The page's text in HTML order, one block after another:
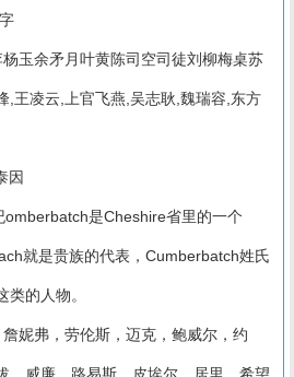
玉余矛月叶黄陈司空司徒刘柳梅桌苏
,王凌云,上官飞燕,吴志耿,魏瑞容,东方
因
是Cheshire省里的一个
就是贵族的代表，Cumberbatch姓氏
类的人物。
妮弗，劳伦斯，迈克，鲍威尔，约